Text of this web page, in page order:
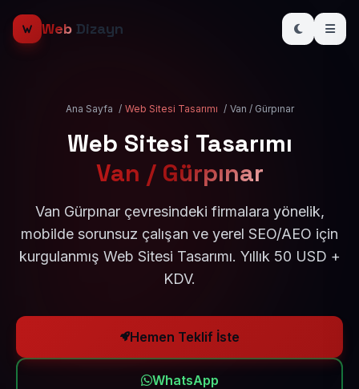
Web Dizayn
Ana Sayfa / Web Sitesi Tasarımı / Van / Gürpınar
Web Sitesi Tasarımı
Van / Gürpınar
Van Gürpınar çevresindeki firmalara yönelik,
mobilde sorunsuz çalışan ve yerel SEO/AEO için
kurgulanmış Web Sitesi Tasarımı. Yıllık 50 USD +
KDV.
Hemen Teklif İste
WhatsApp